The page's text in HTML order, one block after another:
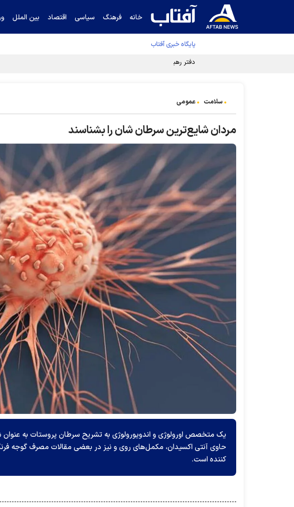
خانه فرهنگ سیاسی اقتصاد بین الملل
پایگاه خبری آفتاب
دفتر رهبر انقلاب ادعای خرازی درباره پزشکیان را تکذیب کرد
سلامت عمومی
مردان شایع‌ترین سرطان شان را بشناسند
یک متخصص اورولوژی و اندویورولوژی به تشریح سرطان پروستات به
حاوی آنتی اکسیدان، مکمل‌های روی و نیز در بعضی مقالات مصرف گوجه
کننده است.